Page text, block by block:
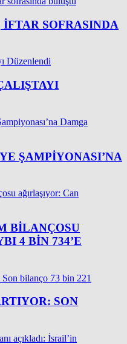
SOFRASINDA
ŞAMPIYONASI’NA
BILANÇOSU
4 BIN 734’E
SON